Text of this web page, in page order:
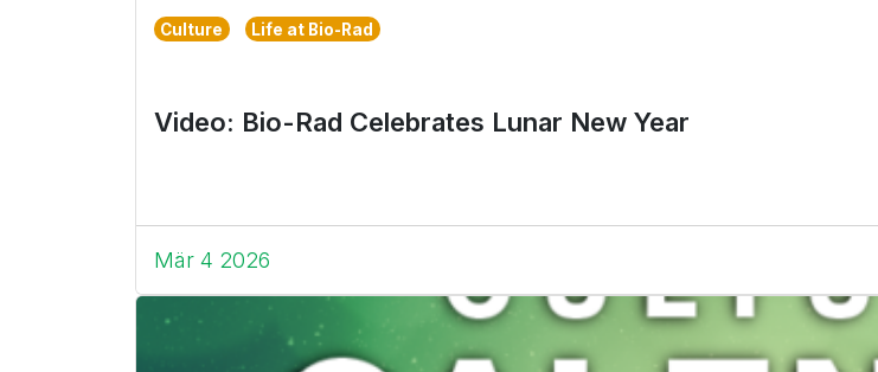
Culture Life at Bio-Rad
Video: Bio-Rad Celebrates Lunar New Year
Mär 4 2026